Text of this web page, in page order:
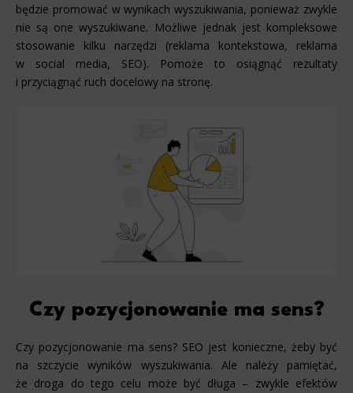
będzie promować w wynikach wyszukiwania, ponieważ zwykle
nie są one wyszukiwane. Możliwe jednak jest kompleksowe
stosowanie kilku narzędzi (reklama kontekstowa, reklama
w social media, SEO). Pomoże to osiągnąć rezultaty
i przyciągnąć ruch docelowy na stronę.
Czy pozycjonowanie ma sens?
Czy pozycjonowanie ma sens? SEO jest konieczne, żeby być
na szczycie wyników wyszukiwania. Ale należy pamiętać,
że droga do tego celu może być długa – zwykle efektów